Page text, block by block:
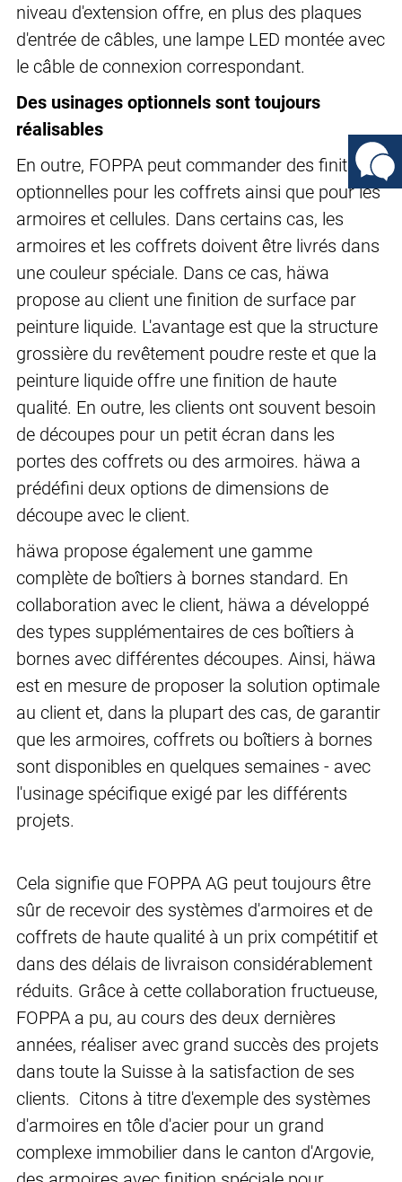
niveau d'extension offre, en plus des plaques
d'entrée de câbles, une lampe LED montée avec
le câble de connexion correspondant.
Des usinages optionnels sont toujours
réalisables
En outre, FOPPA peut commander des finitions
optionnelles pour les coffrets ainsi que pour les
armoires et cellules. Dans certains cas, les
armoires et les coffrets doivent être livrés dans
une couleur spéciale. Dans ce cas, häwa
propose au client une finition de surface par
peinture liquide. L'avantage est que la structure
grossière du revêtement poudre reste et que la
peinture liquide offre une finition de haute
qualité. En outre, les clients ont souvent besoin
de découpes pour un petit écran dans les
portes des coffrets ou des armoires. häwa a
prédéfini deux options de dimensions de
découpe avec le client.
häwa propose également une gamme
complète de boîtiers à bornes standard. En
collaboration avec le client, häwa a développé
des types supplémentaires de ces boîtiers à
bornes avec différentes découpes. Ainsi, häwa
est en mesure de proposer la solution optimale
au client et, dans la plupart des cas, de garantir
que les armoires, coffrets ou boîtiers à bornes
sont disponibles en quelques semaines - avec
l'usinage spécifique exigé par les différents
projets.
Cela signifie que FOPPA AG peut toujours être
sûr de recevoir des systèmes d'armoires et de
coffrets de haute qualité à un prix compétitif et
dans des délais de livraison considérablement
réduits. Grâce à cette collaboration fructueuse,
FOPPA a pu, au cours des deux dernières
années, réaliser avec grand succès des projets
dans toute la Suisse à la satisfaction de ses
clients. Citons à titre d'exemple des systèmes
d'armoires en tôle d'acier pour un grand
complexe immobilier dans le canton d'Argovie,